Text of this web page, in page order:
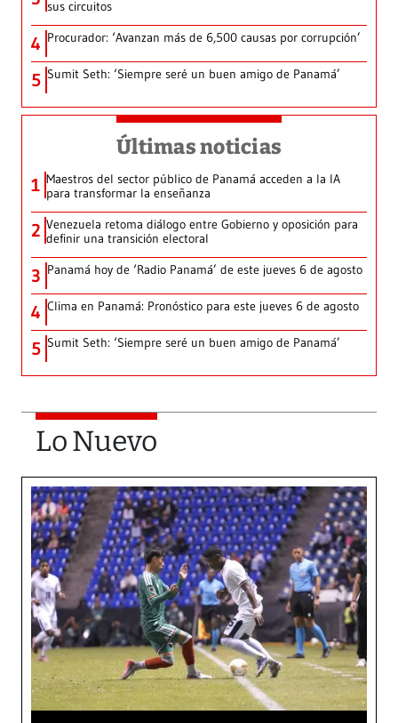
sus circuitos
4 Procurador: ‘Avanzan más de 6,500 causas por corrupción’
5 Sumit Seth: ‘Siempre seré un buen amigo de Panamá’
Últimas noticias
1 Maestros del sector público de Panamá acceden a la IA
para transformar la enseñanza
2 Venezuela retoma diálogo entre Gobierno y oposición para
definir una transición electoral
3 Panamá hoy de ‘Radio Panamá’ de este jueves 6 de agosto
4 Clima en Panamá: Pronóstico para este jueves 6 de agosto
5 Sumit Seth: ‘Siempre seré un buen amigo de Panamá’
Lo Nuevo